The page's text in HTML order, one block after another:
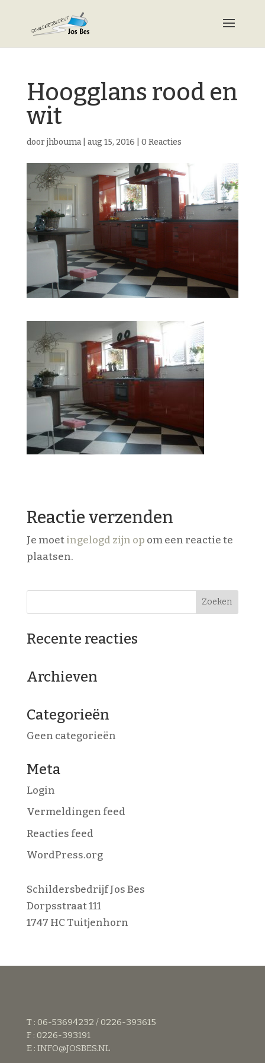
Hoogglans rood en
wit
doorjhbouma| aug 15, 2016 0 Reacties
Reactie verzenden
Je moetingelogd zijn op om een reactie te
plaatsen.
Recente reacties
Archieven
Categorieën
Geen categorieën
Meta
Login
Vermeldingen feed
Reacties feed
WordPress.org
Schildersbedrijf Jos Bes
Dorpsstraat 111
1747 HC Tuitjenhorn
T : 06-53694232 / 0226-393615
F : 0226-393191
E : INFO@JOSBES.NL